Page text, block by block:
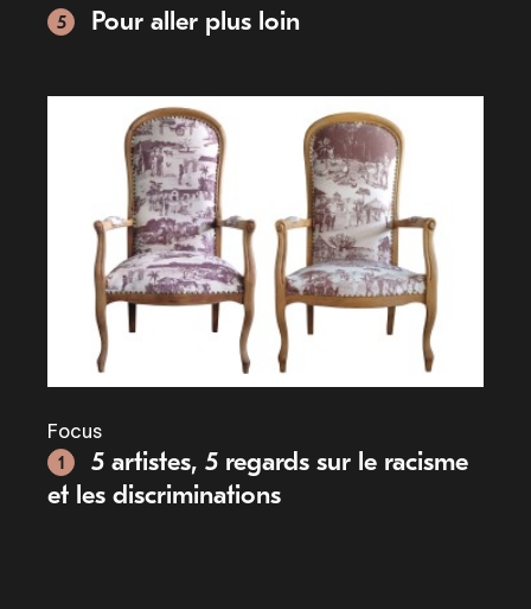
5
Pour aller plus loin
Focus
1
5 artistes, 5 regards sur le racisme
et les discriminations